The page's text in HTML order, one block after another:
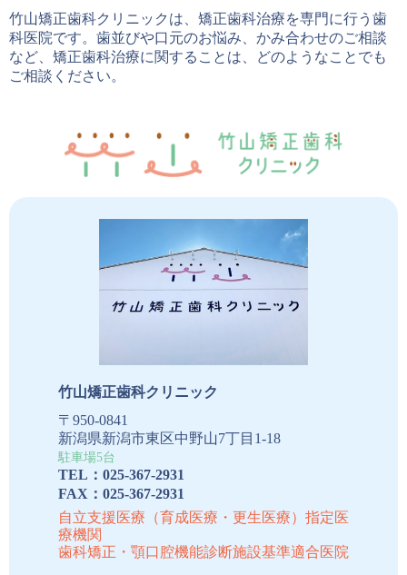
竹山矯正歯科クリニックは、矯正歯科治療を専門に行う歯
科医院です。歯並びや口元のお悩み、かみ合わせのご相談
など、矯正歯科治療に関することは、どのようなことでも
ご相談ください。
竹山矯正歯科クリニック
〒950-0841
新潟県新潟市東区中野山7丁目1-18
駐車場5台
TEL：025-367-2931
FAX：025-367-2931
自立支援医療（育成医療・更生医療）指定医
療機関
歯科矯正・顎口腔機能診断施設基準適合医院